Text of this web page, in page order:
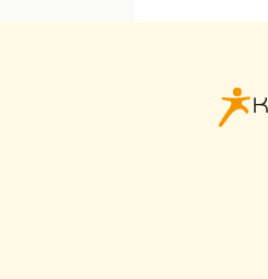
Kanvas
logo